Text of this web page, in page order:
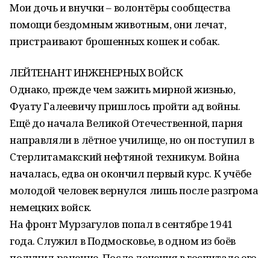
Мои дочь и внучки – волонтёры сообщества
помощи бездомным животным, они лечат,
пристраивают брошенных кошек и собак.
ЛЕЙТЕНАНТ ИНЖЕНЕРНЫХ ВОЙСК
Однако, прежде чем зажить мирной жизнью,
Фуату Галеевичу пришлось пройти ад войны.
Ещё до начала Великой Отечественной, парня
направляли в лётное училище, но он поступил в
Стерлитамакский нефтяной техникум. Война
началась, едва он окончил первый курс. К учёбе
молодой человек вернулся лишь после разгрома
немецких войск.
На фронт Мурзагулов попал в сентябре 1941
года. Служил в Подмосковье, в одном из боёв